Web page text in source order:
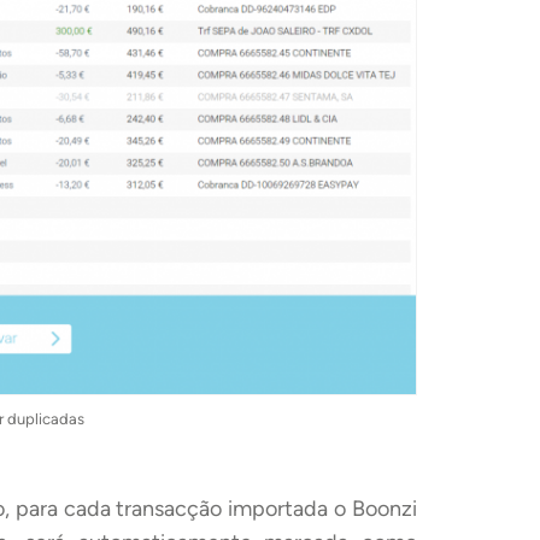
duplicadas
cada transacção importada o Boonzi